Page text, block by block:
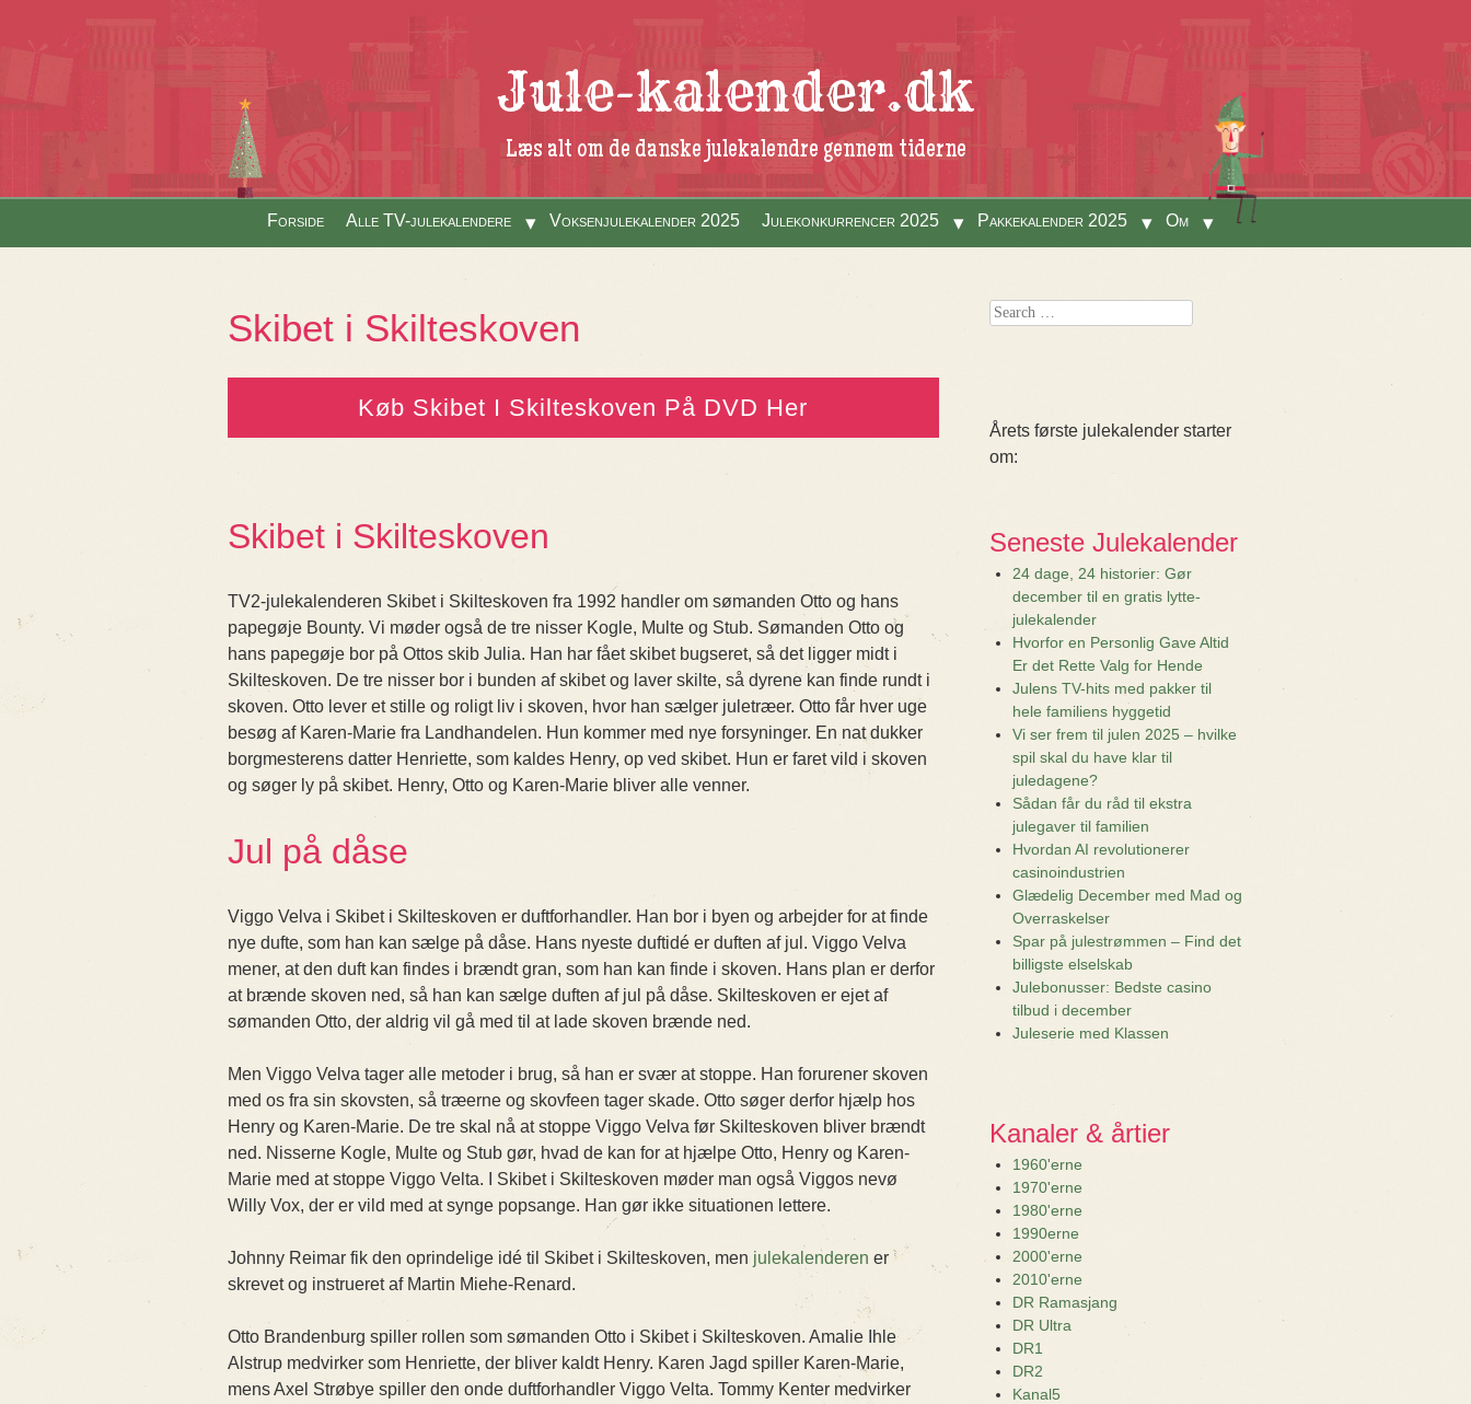
Jule-kalender.dk
Læs alt om de danske julekalendre gennem tiderne
Forside Alle TV-julekalendere Voksenjulekalender 2025 Julekonkurrencer 2025 Pakkekalender 2025 Om
Skibet i Skilteskoven
Køb Skibet I Skilteskoven På DVD Her
Skibet i Skilteskoven
TV2-julekalenderen Skibet i Skilteskoven fra 1992 handler om sømanden Otto og hans
papegøje Bounty. Vi møder også de tre nisser Kogle, Multe og Stub. Sømanden Otto og
hans papegøje bor på Ottos skib Julia. Han har fået skibet bugseret, så det ligger midt i
Skilteskoven. De tre nisser bor i bunden af skibet og laver skilte, så dyrene kan finde rundt i
skoven. Otto lever et stille og roligt liv i skoven, hvor han sælger juletræer. Otto får hver uge
besøg af Karen-Marie fra Landhandelen. Hun kommer med nye forsyninger. En nat dukker
borgmesterens datter Henriette, som kaldes Henry, op ved skibet. Hun er faret vild i skoven
og søger ly på skibet. Henry, Otto og Karen-Marie bliver alle venner.
Jul på dåse
Viggo Velva i Skibet i Skilteskoven er duftforhandler. Han bor i byen og arbejder for at finde
nye dufte, som han kan sælge på dåse. Hans nyeste duftidé er duften af jul. Viggo Velva
mener, at den duft kan findes i brændt gran, som han kan finde i skoven. Hans plan er derfor
at brænde skoven ned, så han kan sælge duften af jul på dåse. Skilteskoven er ejet af
sømanden Otto, der aldrig vil gå med til at lade skoven brænde ned.
Men Viggo Velva tager alle metoder i brug, så han er svær at stoppe. Han forurener skoven
med os fra sin skovsten, så træerne og skovfeen tager skade. Otto søger derfor hjælp hos
Henry og Karen-Marie. De tre skal nå at stoppe Viggo Velva før Skilteskoven bliver brændt
ned. Nisserne Kogle, Multe og Stub gør, hvad de kan for at hjælpe Otto, Henry og Karen-
Marie med at stoppe Viggo Velta. I Skibet i Skilteskoven møder man også Viggos nevø
Willy Vox, der er vild med at synge popsange. Han gør ikke situationen lettere.
Johnny Reimar fik den oprindelige idé til Skibet i Skilteskoven, men julekalenderen er
skrevet og instrueret af Martin Miehe-Renard.
Otto Brandenburg spiller rollen som sømanden Otto i Skibet i Skilteskoven. Amalie Ihle
Alstrup medvirker som Henriette, der bliver kaldt Henry. Karen Jagd spiller Karen-Marie,
mens Axel Strøbye spiller den onde duftforhandler Viggo Velta. Tommy Kenter medvirker
Search
Årets første julekalender starter
om:
Seneste Julekalender
24 dage, 24 historier: Gør
december til en gratis lytte-
julekalender
Hvorfor en Personlig Gave Altid
Er det Rette Valg for Hende
Julens TV-hits med pakker til
hele familiens hyggetid
Vi ser frem til julen 2025 – hvilke
spil skal du have klar til
juledagene?
Sådan får du råd til ekstra
julegaver til familien
Hvordan AI revolutionerer
casinoindustrien
Glædelig December med Mad og
Overraskelser
Spar på julestrømmen – Find det
billigste elselskab
Julebonusser: Bedste casino
tilbud i december
Juleserie med Klassen
Kanaler & årtier
1960'erne
1970'erne
1980'erne
1990erne
2000'erne
2010'erne
DR Ramasjang
DR Ultra
DR1
DR2
Kanal5